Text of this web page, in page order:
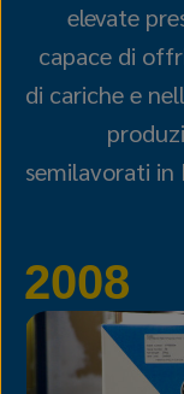
elevate
capace di
di cariche e
semilavorati in
2008